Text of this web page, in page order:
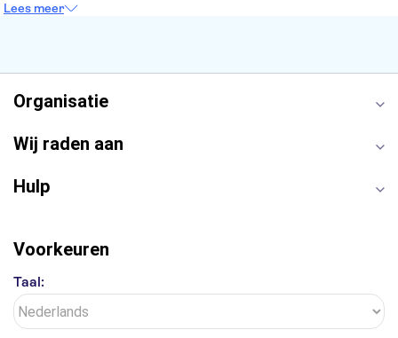
Keukenhof
Lees meer
Organisatie
Wij raden aan
Hulp
Voorkeuren
Taal: